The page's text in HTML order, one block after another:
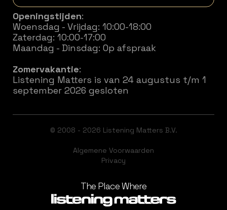
Openingstijden:
Woensdag - Vrijdag: 10:00-18:00
Zaterdag: 10:00-17:00
Maandag - Dinsdag: Op afspraak
Zomervakantie:
Listening Matters is van 24 augustus t/m 1
september 2026 gesloten
© 2008 - 2026 Listening Matters B.V.
Algemene Voorwaarden
Privacy
The Place Where